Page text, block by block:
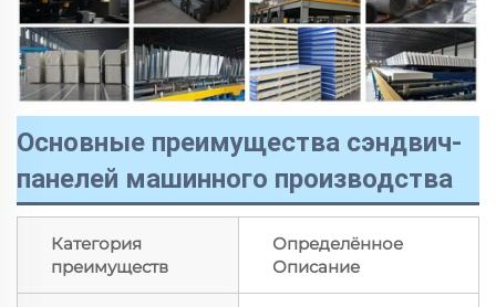
Основные преимущества сэндвич-
панелей машинного производства
Категория
преимуществ
Определённое
Описание